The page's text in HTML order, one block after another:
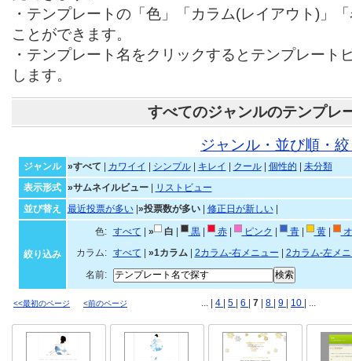
・テンプレートの「色」「カラム(レイアウト)」
ことができます。
・テンプレート名をクリックするとテンプレート
します。
すべてのジャンルのテンプレ
ジャンル・並び順・
ジャンル »すべて カワイイ シンプル| キレイ クール| 個性的
未分類
表示形式
»サムネイルビュー|
リストビュー
並び替え
最近投票が多い| »投票数が多い| 修正日が新しい|
絞り込み
色: すべて » 白 黒| 赤| ピンク 青| 黄|
カラム:
すべて »1カラム| 2カラム-右メニュー
2カラム-左メ
名前:
<<最初のページ <前のページ ... | 4 5 6 7 8 9 10 | ...